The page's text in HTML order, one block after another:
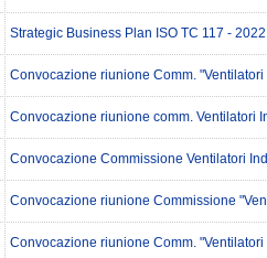
Strategic Business Plan ISO TC 117 - 2022
Convocazione riunione Comm.
Convocazione riunione comm. Ventilatori
Convocazione Commissione Ventilatori
Convocazione riunione Commissione
Convocazione riunione Comm.